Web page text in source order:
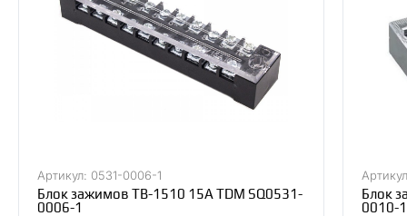
Артикул: 0531-0006-1
Блок зажимов ТВ-1510 15А TDM SQ0531-
0006-1
Блок
0010-